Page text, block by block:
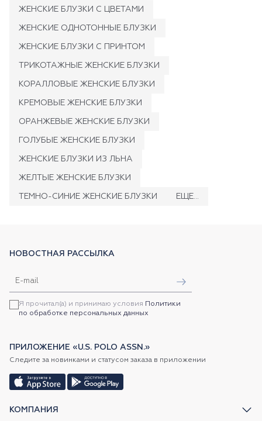
ЖЕНСКИЕ БЛУЗКИ С ЦВЕТАМИ
ЖЕНСКИЕ ОДНОТОННЫЕ БЛУЗКИ
ЖЕНСКИЕ БЛУЗКИ С ПРИНТОМ
ТРИКОТАЖНЫЕ ЖЕНСКИЕ БЛУЗКИ
КОРАЛЛОВЫЕ ЖЕНСКИЕ БЛУЗКИ
КРЕМОВЫЕ ЖЕНСКИЕ БЛУЗКИ
ОРАНЖЕВЫЕ ЖЕНСКИЕ БЛУЗКИ
ГОЛУБЫЕ ЖЕНСКИЕ БЛУЗКИ
ЖЕНСКИЕ БЛУЗКИ ИЗ ЛЬНА
ЖЕЛТЫЕ ЖЕНСКИЕ БЛУЗКИ
ТЕМНО-СИНИЕ ЖЕНСКИЕ БЛУЗКИ ЕЩЕ...
КОМПАНИЯ
НОВОСТНАЯ РАССЫЛКА
Я прочитал(а) и принимаю условия Политики
по обработке персональных данных
ПРИЛОЖЕНИЕ «U.S. POLO ASSN.»
Следите за новинками и статусом заказа в приложении